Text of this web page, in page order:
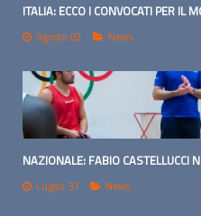
ITALIA: ECCO I CONVOCATI PER IL
Agosto 02 News
NAZIONALE: FABIO CASTELLUCCI
Luglio 31 News